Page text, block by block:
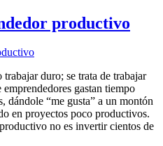
productivo
duro; se trata de trabajar
gastan tiempo
dándole “me gusta” a un montón
en proyectos poco productivos.
no es invertir cientos de